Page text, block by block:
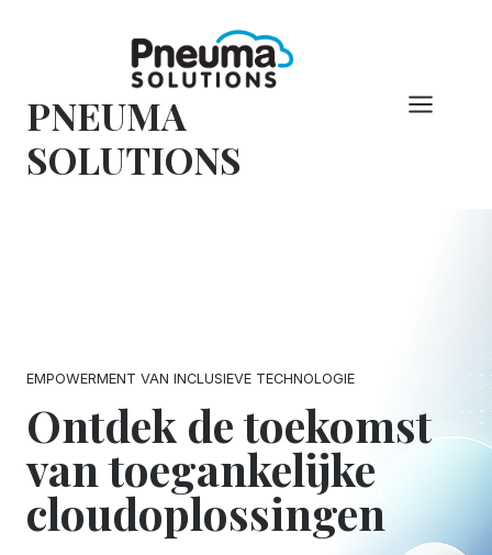
PNEUMA
SOLUTIONS
EMPOWERMENT VAN INCLUSIEVE TECHNOLOGIE
Ontdek de toekomst
van toegankelijke
cloudoplossingen